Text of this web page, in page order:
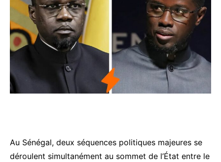
Au Sénégal, deux séquences politiques majeures se
déroulent simultanément au sommet de l’État entre le